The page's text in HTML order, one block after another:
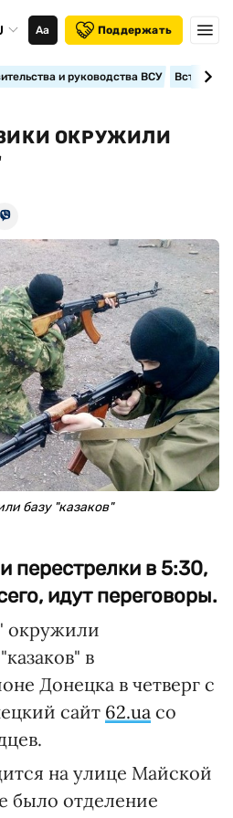
Аа Поддержать
и руководства ВСУ
ОКРУЖИЛИ
базу "казаков"
перестрелки в 5:30,
идут переговоры.
окружили
в
Донецка в четверг с
сайт 62.ua со
на улице Майской
было отделение